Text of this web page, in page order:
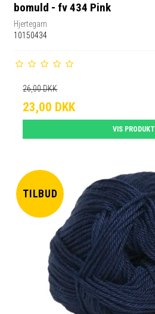
bomuld - fv 434 Pink
Hjertegarn
10150434
26,00 DKK
23,00 DKK
VIS PRODUKT
TILBUD